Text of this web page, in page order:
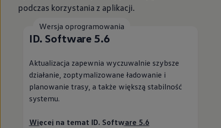
podczas korzystania z aplikacji.
Wersja oprogramowania
ID. Software 5.6
Aktualizacja zapewnia wyczuwalnie szybsze
działanie, zoptymalizowane ładowanie i
planowanie trasy, a także większą stabilność
systemu.
Więcej na temat ID. Software 5.6